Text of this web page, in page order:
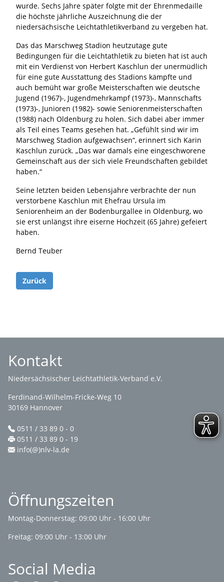
wurde. Sechs Jahre später folgte mit der Ehrenmedaille
die höchste jährliche Auszeichnung die der
niedersächsische Leichtathletikverband zu vergeben hat.
Das das Marschweg Stadion heutzutage gute
Bedingungen für die Leichtathletik zu bieten hat ist auch
mit ein Verdienst von Herbert Kaschlun der unermüdlich
für eine gute Ausstattung des Stadions kämpfte und
auch bemüht war große Meisterschaften wie deutsche
Jugend (1967)-, Jugendmehrkampf (1973)-, Mannschafts
(1973)-, Junioren (1982)- sowie Seniorenmeisterschaften
(1988) nach Oldenburg zu holen. Sich dabei aber immer
als Teil eines Teams gesehen hat. „Gefühlt sind wir im
Marschweg Stadion aufgewachsen“, erinnert sich Karin
Kaschlun zurück. „Das war damals eine eingeschworene
Gemeinschaft aus der sich viele Freundschaften gebildet
haben.“
Seine letzten beiden Lebensjahre verbrachte der nun
verstorbene Kaschlun mit Ehefrau Ursula im
Seniorenheim an der Bodenburgallee in Oldenburg, wo
sie erst unlängst ihre eiserne Hochzeit (65 Jahre) gefeiert
haben.
Bernd Teuber
Zurück
Kontakt
Niedersächsischer Leichtathletik-Verband e.V.
Ferdinand-Wilhelm-Fricke-Weg 10
30169 Hannover
0511 / 33 89 0 - 0
0511 / 33 89 0 - 19
info(@)nlv-la.de
Öffnungszeiten
Montag-Donnerstag: 09:00 Uhr - 16:00 Uhr
Freitag: 09:00 Uhr - 13:00 Uhr
Social Media